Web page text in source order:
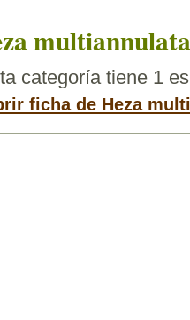
multiannulata
categoría tiene 1
ficha de Heza